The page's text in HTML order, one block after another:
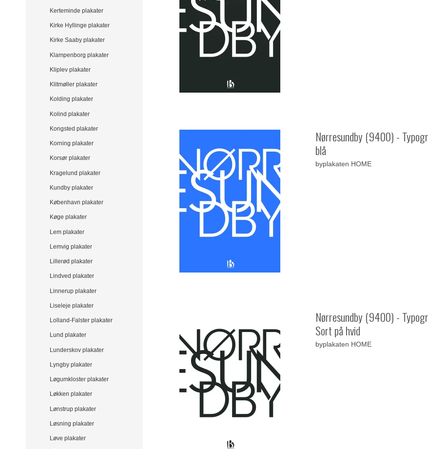
Kerteminde plakater
Kirke Hyllinge plakater
Kirke Saaby plakater
Klampenborg plakater
Kliplev plakater
Klitmøller plakater
Kolding plakater
Kolind plakater
Kongsted plakater
Korning plakater
Korsør plakater
Kragelund plakater
Kundby plakater
København plakater
Køge plakater
Lem plakater
Lemvig plakater
Lillerød plakater
Lindved plakater
Linnerup plakater
Liseleje plakater
Lolland-Falster plakater
Lund plakater
Lunderskov plakater
Lyngby plakater
Løgumkloster plakater
Løkken plakater
Lønstrup plakater
Løsning plakater
Løve plakater
Nørresundby (9400) -
blå
byplakaten HOME
Nørresundby (9400) -
Sort på hvid
byplakaten HOME